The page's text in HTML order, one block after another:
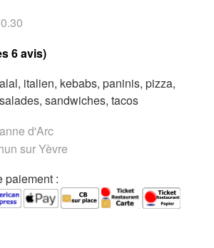
6 avis)
italien, kebabs, paninis, pizza,
sandwiches, tacos
d'Arc
sur Yèvre
paiement :